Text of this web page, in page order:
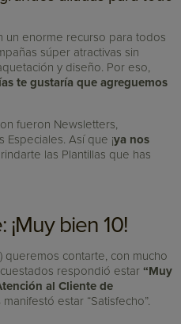
un enorme recurso para todos
súper atractivas sin
y diseño. Por eso,
te gustaría que agreguemos
fueron Newsletters,
Especiales. Así que ¡ya nos
las Plantillas que has
bien 10!
queremos contarte, con mucho
respondió estar “Muy
al Cliente de
estar “Satisfecho”.